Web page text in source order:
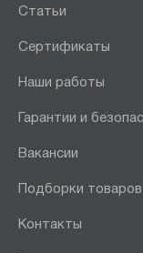
Статьи
Сертификаты
Наши работы
Гарантии и
Вакансии
Подборки товаров
Контакты